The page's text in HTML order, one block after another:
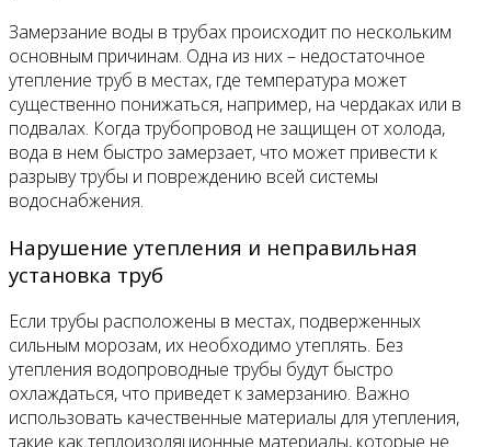
Замерзание воды в трубах происходит по нескольким
основным причинам. Одна из них – недостаточное
утепление труб в местах, где температура может
существенно понижаться, например, на чердаках или в
подвалах. Когда трубопровод не защищен от холода,
вода в нем быстро замерзает, что может привести к
разрыву трубы и повреждению всей системы
водоснабжения.
Нарушение утепления и неправильная
установка труб
Если трубы расположены в местах, подверженных
сильным морозам, их необходимо утеплять. Без
утепления водопроводные трубы будут быстро
охлаждаться, что приведет к замерзанию. Важно
использовать качественные материалы для утепления,
такие как теплоизоляционные материалы, которые не